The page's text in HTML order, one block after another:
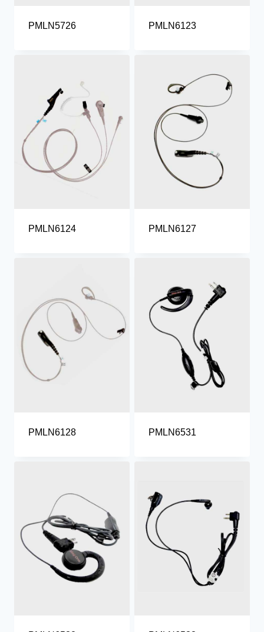
PMLN5726 PMLN6123
PMLN6124 PMLN6127
PMLN6128 PMLN6531